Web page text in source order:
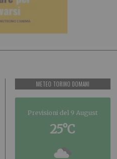
METEO TORINO DOMANI
Previsioni del 9 August
25°C